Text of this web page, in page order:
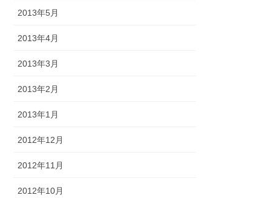
2013年5月
2013年4月
2013年3月
2013年2月
2013年1月
2012年12月
2012年11月
2012年10月